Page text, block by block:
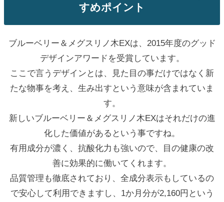
すめポイント
ブルーベリー＆メグスリノ木EXは、2015年度のグッド
デザインアワードを受賞しています。
ここで言うデザインとは、見た目の事だけではなく新
たな物事を考え、生み出すという意味が含まれていま
す。
新しいブルーベリー＆メグスリノ木EXはそれだけの進
化した価値があるという事ですね。
有用成分が濃く、抗酸化力も強いので、目の健康の改
善に効果的に働いてくれます。
品質管理も徹底されており、全成分表示もしているの
で安心して利用できますし、1か月分が2,160円という